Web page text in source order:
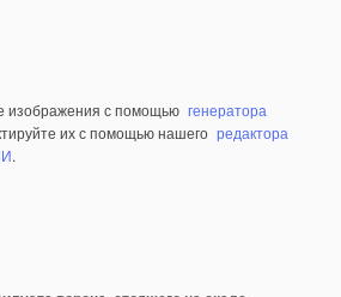
изображения с помощью генератора
их с помощью нашего редактора
.